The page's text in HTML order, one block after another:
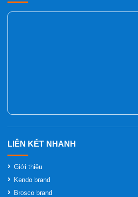
Giới thiệu
Kendo brand
Brosco brand